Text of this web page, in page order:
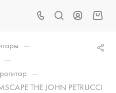
—
—
—
THE JOHN PETRUCCI